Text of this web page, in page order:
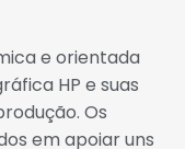
e orientada
HP e suas
Os
em apoiar uns